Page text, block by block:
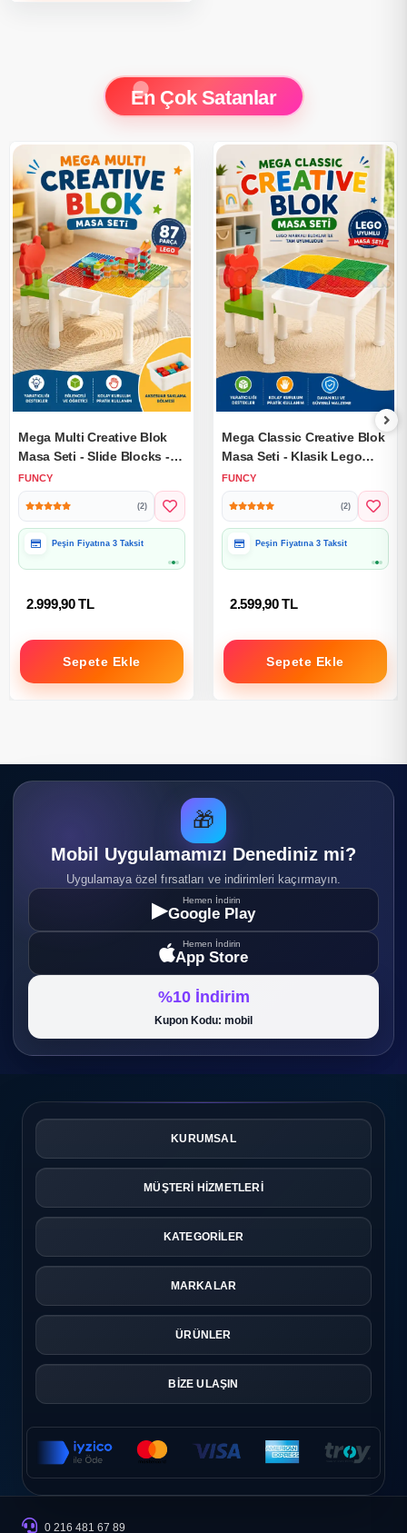
En Çok Satanlar
Mega Multi Creative Blok
Masa Seti - Slide Blocks -
Lego Oyuncakları - Yaratıcı
Top Oyunu - Creative Lego
FUNCY
(2)
Peşin Fiyatına 3 Taksit
2.999,90 TL
Sepete Ekle
Mega Classic Creative Blok
Masa Seti - Klasik Lego
Masası - Slide Blocks -
Creative Lego Oyuncakları -
Lego Klasik Masa
FUNCY
(2)
Peşin Fiyatına 3 Taksit
2.599,90 TL
Sepete Ekle
🎁
Mobil Uygulamamızı Denediniz mi?
Uygulamaya özel fırsatları ve indirimleri kaçırmayın.
▶ Hemen İndirin
Google Play
Hemen İndirin
App Store
%10 İndirim
Kupon Kodu: mobil
KURUMSAL
MÜŞTERİ HİZMETLERİ
KATEGORİLER
MARKALAR
ÜRÜNLER
BİZE ULAŞIN
0 216 481 67 89